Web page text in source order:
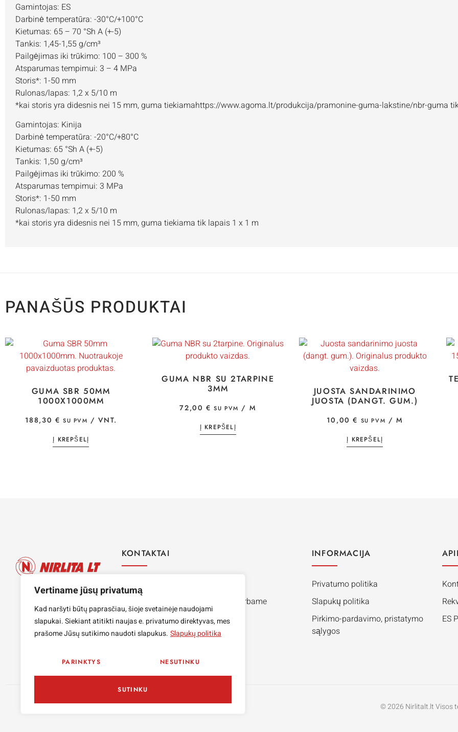
Vertiname jūsų privatumą
Kad naršyti būtų paprasčiau, šioje svetainėje naudojami
slapukai. Siekiant atitikti naujas e. privatumo direktyvas, mes
prašome Jūsų sutikimo naudoti slapukus. Slapukų politika
PARINKTYS NESUTINKU
SUTINKU
Gamintojas: ES
Darbinė temperatūra: -30°C/+100°C
Kietumas: 65 – 70 °Sh A (+-5)
Tankis: 1,45-1,55 g/cm³
Pailgėjimas iki trūkimo: 100 – 300 %
Atsparumas tempimui: 3 – 4 MPa
Storis*: 1-50 mm
Rulonas/lapas: 1,2 x 5/10 m
*kai storis yra didesnis nei 15 mm, guma tiekiamahttps://www.agoma.lt/produkcija/pramonine-guma-lakstine/nbr-guma
Gamintojas: Kinija
Darbinė temperatūra: -20°C/+80°C
Kietumas: 65 °Sh A (+-5)
Tankis: 1,50 g/cm³
Pailgėjimas iki trūkimo: 200 %
Atsparumas tempimui: 3 MPa
Storis*: 1-50 mm
Rulonas/lapas: 1,2 x 5/10 m
*kai storis yra didesnis nei 15 mm, guma tiekiama tik lapais 1 x 1 m
PANAŠŪS PRODUKTAI
GUMA SBR 50MM
1000X1000MM
188,30 € SU PVM / VNT.
Į KREPŠELĮ
GUMA NBR SU 2TARPINE
3MM
72,00 € SU PVM / M
Į KREPŠELĮ
JUOSTA SANDARINIMO
JUOSTA (DANGT. GUM.)
10,00€ SU PVM / M
Į KREPŠELĮ
KONTAKTAI
I-V : 8:00 – 17:00 VI-VII : Nedirbame
+370 41 440535
INFORMACIJA
Privatumo politika
Slapukų politika
Pirkimo-pardavimo, pristatymo
sąlygos
ES
© 2026 Nirlitalt.lt Visos